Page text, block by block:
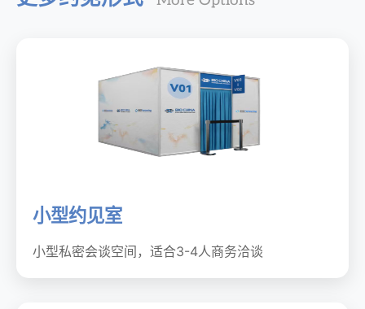
小型约见室
小型私密会谈空间，适合3-4人商务洽谈